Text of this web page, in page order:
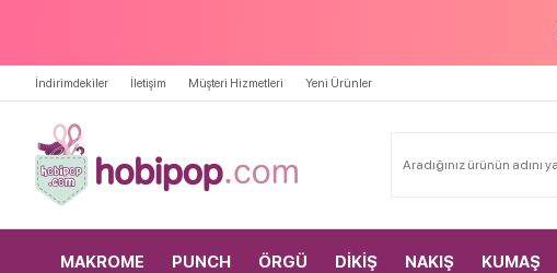
İndirimdekiler İletişim Müşteri Hizmetleri Yeni Ürünler
MAKROME PUNCH ÖRGÜ DİKİŞ NAKIŞ KUMAŞ